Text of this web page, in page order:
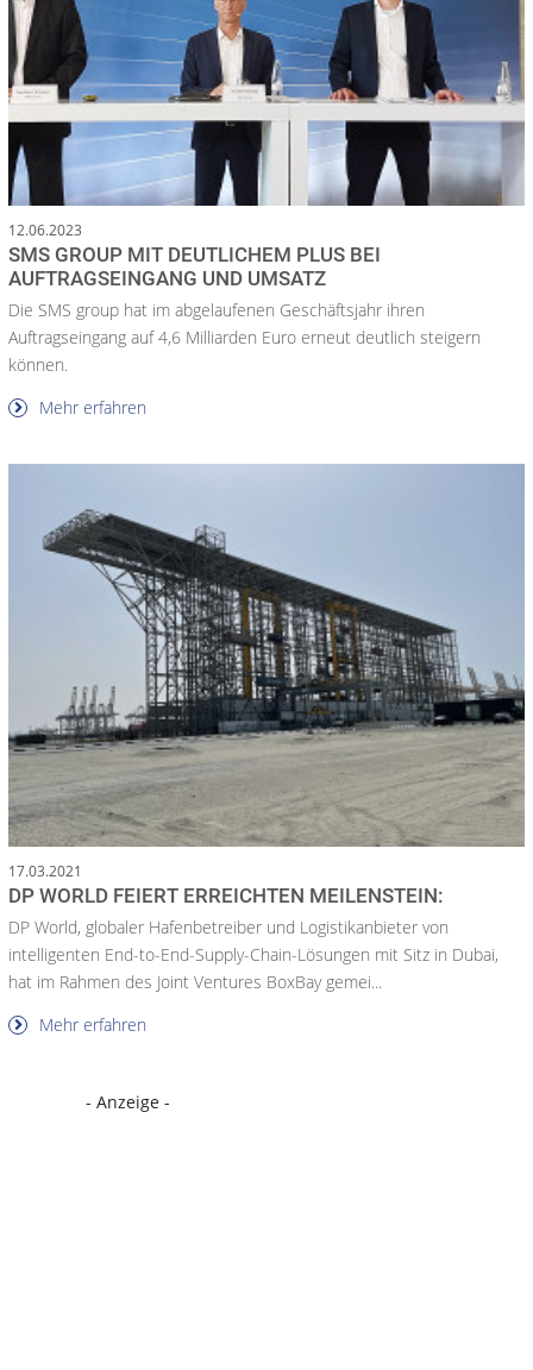
12.06.2023
SMS GROUP MIT DEUTLICHEM PLUS BEI
AUFTRAGSEINGANG UND UMSATZ
Die SMS group hat im abgelaufenen Geschäftsjahr ihren
Auftragseingang auf 4,6 Milliarden Euro erneut deutlich steigern
können.
Mehr erfahren
17.03.2021
DP WORLD FEIERT ERREICHTEN MEILENSTEIN:
DP World, globaler Hafenbetreiber und Logistikanbieter von
intelligenten End-to-End-Supply-Chain-Lösungen mit Sitz in Dubai,
hat im Rahmen des Joint Ventures BoxBay gemei...
Mehr erfahren
- Anzeige -